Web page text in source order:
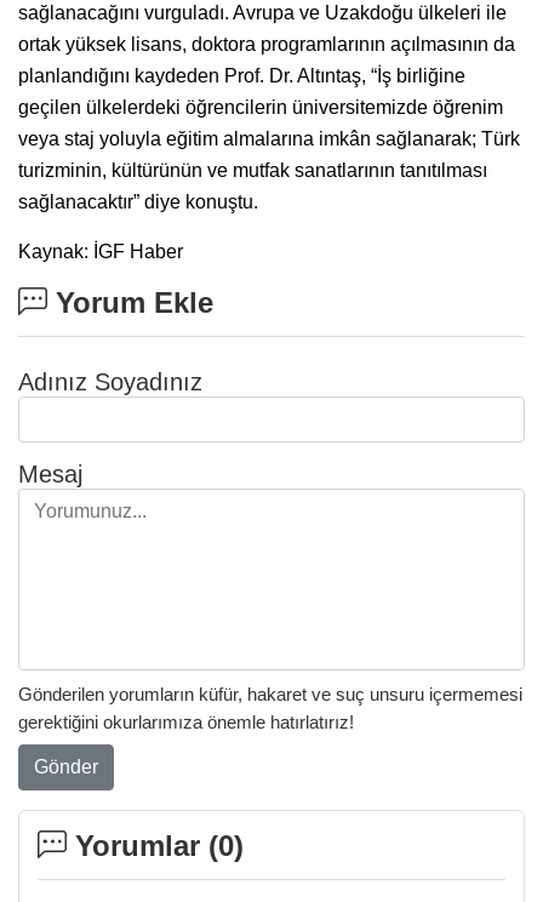
sağlanacağını vurguladı. Avrupa ve Uzakdoğu ülkeleri ile
ortak yüksek lisans, doktora programlarının açılmasının da
planlandığını kaydeden Prof. Dr. Altıntaş, “İş birliğine
geçilen ülkelerdeki öğrencilerin üniversitemizde öğrenim
veya staj yoluyla eğitim almalarına imkân sağlanarak; Türk
turizminin, kültürünün ve mutfak sanatlarının tanıtılması
sağlanacaktır” diye konuştu.
Kaynak: İGF Haber
Yorum Ekle
Adınız Soyadınız
Mesaj
Gönderilen yorumların küfür, hakaret ve suç unsuru içermemesi
gerektiğini okurlarımıza önemle hatırlatırız!
Gönder
Yorumlar (0)